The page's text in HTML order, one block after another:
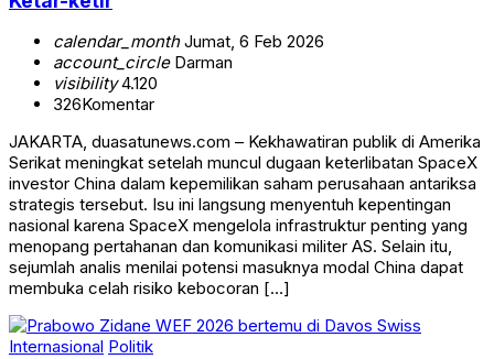
calendar_monthJumat, 6 Feb 2026
account_circleDarman
visibility4.120
326Komentar
JAKARTA, duasatunews.com – Kekhawatiran publik di Amerika
Serikat meningkat setelah muncul dugaan keterlibatan SpaceX
investor China dalam kepemilikan saham perusahaan antariksa
strategis tersebut. Isu ini langsung menyentuh kepentingan
nasional karena SpaceX mengelola infrastruktur penting yang
menopang pertahanan dan komunikasi militer AS. Selain itu,
sejumlah analis menilai potensi masuknya modal China dapat
membuka celah risiko kebocoran […]
Internasional Politik